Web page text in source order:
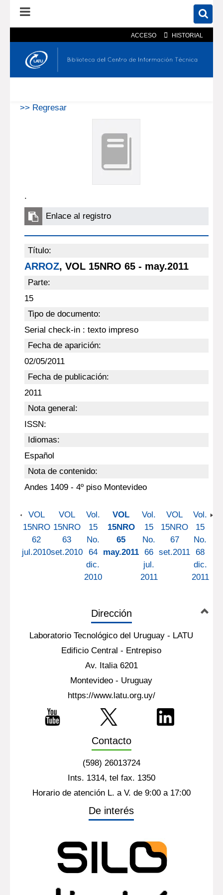
ACCESO HISTORIAL
En el catálogo En el sitio
>> Regresar
.
Enlace al registro
Título:
ARROZ, VOL 15NRO 65 - may.2011
Parte:
15
Tipo de documento:
Serial check-in : texto impreso
Fecha de aparición:
02/05/2011
Fecha de publicación:
2011
Nota general:
ISSN:
Idiomas:
Español
Nota de contenido:
Andes 1409 - 4º piso Montevideo
VOL
15NRO
62
jul.2010
VOL
15NRO
63
set.2010
Vol.
15
No.
64
dic.
2010
VOL
15NRO
65
may.2011
Vol.
15
No.
66
jul.
2011
VOL
15NRO
67
set.2011
Vol.
15
No.
68
dic.
2011
Dirección
Laboratorio Tecnológico del Uruguay - LATU
Edificio Central - Entrepiso
Av. Italia 6201
Montevideo - Uruguay
https://www.latu.org.uy/
Contacto
(598) 26013724
Ints. 1314, tel fax. 1350
Horario de atención L. a V. de 9:00 a 17:00
De interés